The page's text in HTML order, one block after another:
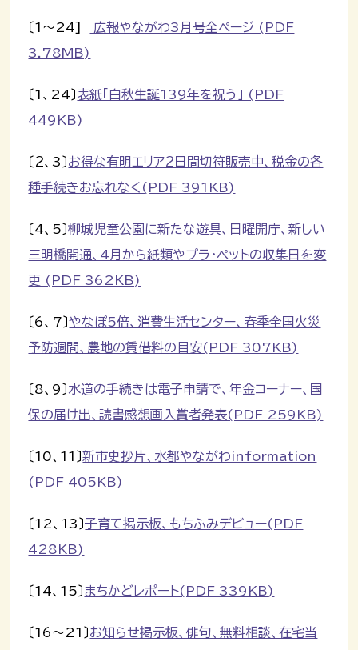
〔1～24]
広報やながわ3月号全ページ (PDF
3.78MB)
〔1、24〕表紙「白秋生誕139年を祝う」 (PDF
449KB)
〔２、3〕 お得な有明エリア２日間切符販売中、税金の各
種手続きお忘れなく(PDF 391KB)
〔4、5〕柳城児童公園に新たな遊具、日曜開庁、新しい
三明橋開通、4月から紙類やプラ・ペットの収集日を変
更 (PDF 362KB)
〔6、7〕やなぽ5倍、消費生活センター、春季全国火災
予防週間、農地の賃借料の目安(PDF 307KB)
〔8、9〕 水道の手続きは電子申請で、年金コーナー、国
保の届け出、読書感想画入賞者発表(PDF 259KB)
〔10、11〕新市史抄片、水都やながわinformation
(PDF 405KB)
〔12、13〕子育て掲示板、もちふみデビュー(PDF
428KB)
〔14、15〕 まちかどレポート(PDF 339KB)
〔16～21〕 お知らせ掲示板、俳句、無料相談、在宅当